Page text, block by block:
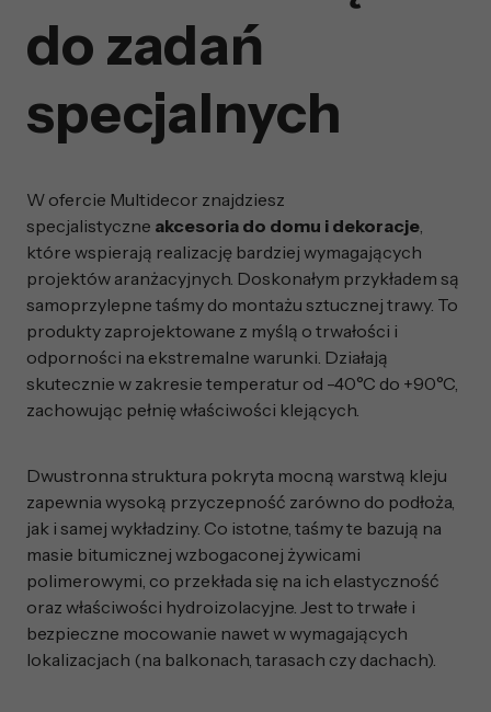
do zadań
specjalnych
W ofercie Multidecor znajdziesz
specjalistyczne akcesoria do domu i dekoracje
które wspierają realizację bardziej wymagających
projektów aranżacyjnych. Doskonałym przykładem są
samoprzylepne taśmy do montażu sztucznej trawy. To
produkty zaprojektowane z myślą o trwałości i
odporności na ekstremalne warunki. Działają
skutecznie w zakresie temperatur od -40°C do +90°C,
zachowując pełnię właściwości klejących.
Dwustronna struktura pokryta mocną warstwą kleju
zapewnia wysoką przyczepność zarówno do podłoża,
jak i samej wykładziny. Co istotne, taśmy te bazują na
masie bitumicznej wzbogaconej żywicami
polimerowymi, co przekłada się na ich elastyczność
oraz właściwości hydroizolacyjne. Jest to trwałe i
bezpieczne mocowanie nawet w wymagających
lokalizacjach (na balkonach, tarasach czy dachach).